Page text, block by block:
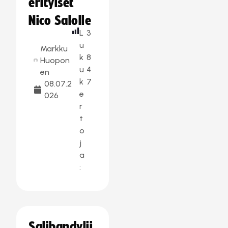
erityiset
Nico Salolle
Markku
Huopon
en
08.07.2
026
L
u
k
u
k
e
r
t
o
j
a
:
3
8
4
7